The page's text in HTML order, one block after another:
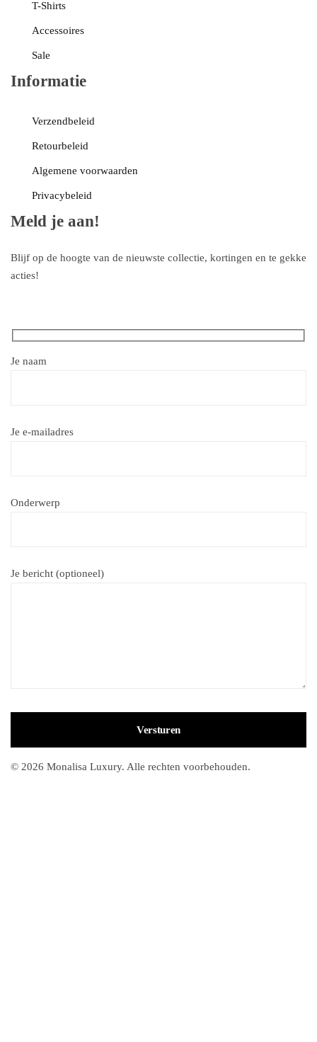
T-Shirts
Accessoires
Sale
Informatie
Verzendbeleid
Retourbeleid
Algemene voorwaarden
Privacybeleid
Meld je aan!
Blijf op de hoogte van de nieuwste collectie, kortingen en te gekke
acties!
Je naam
Je e-mailadres
Onderwerp
Je bericht (optioneel)
© 2026 Monalisa Luxury. Alle rechten voorbehouden.